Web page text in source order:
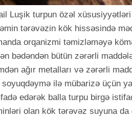
Luşik turpun özəl xüsusiyyətləri
tərəvəzin kök hissəsində
orqanizmi təmizləməyə
bədəndən bütün zərərli
ağır metalları və zərərli
ilə mübarizə üçün
edərək balla turpu birgə
olan kök tərəvəz suyuna